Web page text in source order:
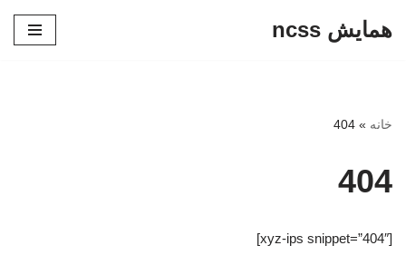
همایش ncss
خانه »
404
404
[xyz-ips snippet=”404″]